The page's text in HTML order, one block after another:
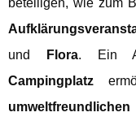
und
Flora. Ein
Campingplatz